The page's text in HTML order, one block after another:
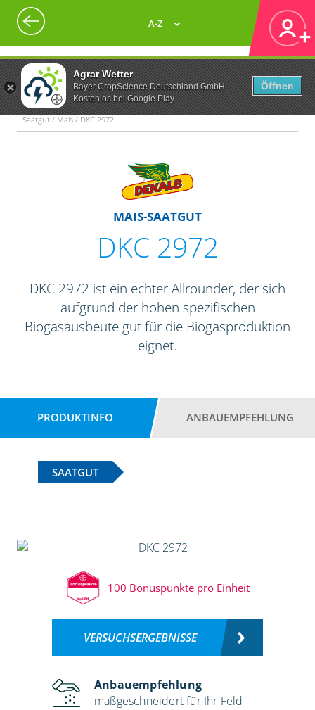
Agrar Wetter
Bayer CropScience Deutschland GmbH
Kostenlos bei Google Play
Öffnen
A-Z
Saatgut / Mais / DKC 2972
MAIS-SAATGUT
DKC 2972
DKC 2972 ist ein echter Allrounder, der sich
aufgrund der hohen spezifischen
Biogasausbeute gut für die Biogasproduktion
eignet.
PRODUKTINFO ANBAUEMPFEHLUNG
SAATGUT
100 Bonuspunkte pro Einheit
VERSUCHSERGEBNISSE
Anbauempfehlung
maßgeschneidert für Ihr Feld